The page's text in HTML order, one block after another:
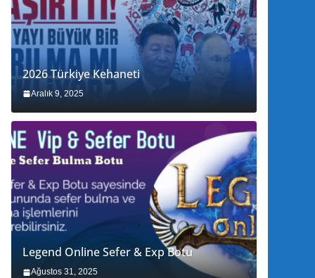
2026 Türkiye Kehaneti
Aralık 9, 2025
Legend Online Sefer & Exp Botu
Ağustos 31, 2025